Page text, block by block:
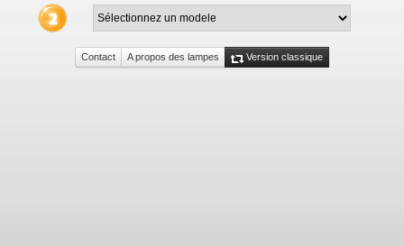
Contact A propos des lampes Version classique